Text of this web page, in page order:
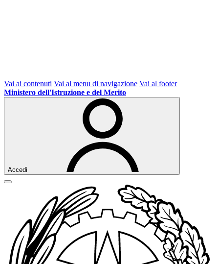
Vai ai contenuti Vai al menu di navigazione Vai al footer
Ministero dell'Istruzione e del Merito
Accedi